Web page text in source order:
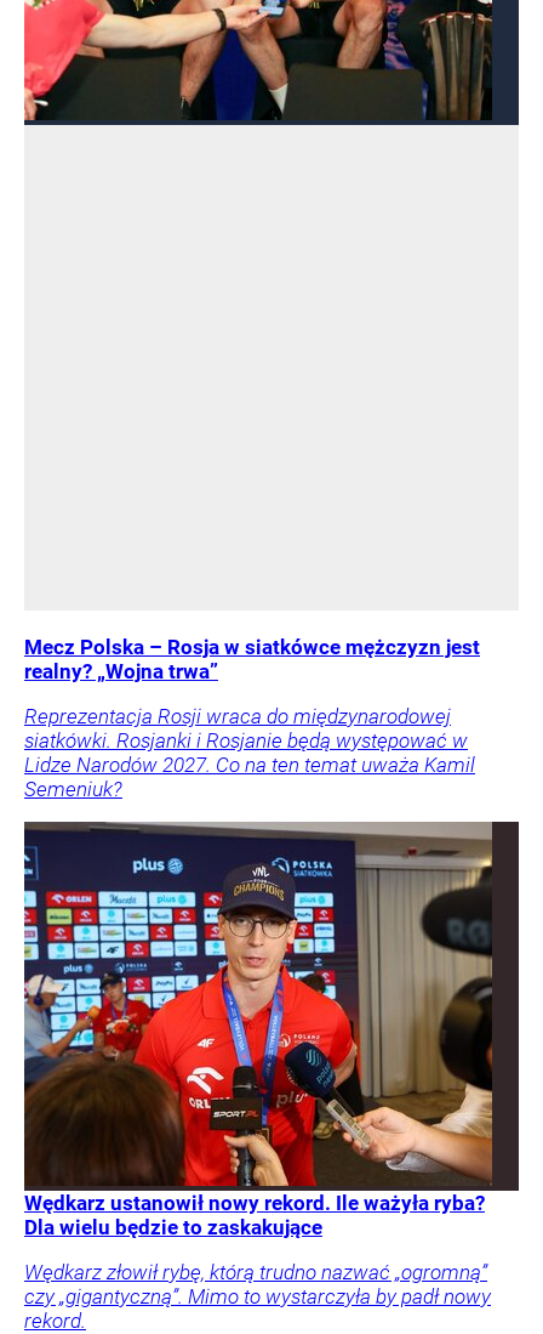
Mecz Polska – Rosja w siatkówce mężczyzn jest
realny? „Wojna trwa”
Reprezentacja Rosji wraca do międzynarodowej
siatkówki. Rosjanki i Rosjanie będą występować w
Lidze Narodów 2027. Co na ten temat uważa Kamil
Semeniuk?
Wędkarz ustanowił nowy rekord. Ile ważyła ryba?
Dla wielu będzie to zaskakujące
Wędkarz złowił rybę, którą trudno nazwać „ogromną”
czy „gigantyczną”. Mimo to wystarczyła by padł nowy
rekord.